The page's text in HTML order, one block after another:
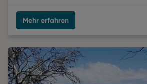
Mehr erfahren